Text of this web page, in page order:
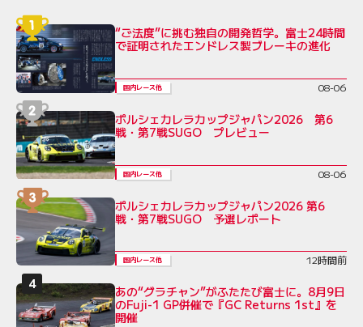
“ご法度”に挑む独自の開発哲学。富士24時間
で証明されたエンドレス製ブレーキの進化
国内レース他 08-06
ポルシェカレラカップジャパン2026 第6
戦・第7戦SUGO プレビュー
国内レース他 08-06
ポルシェカレラカップジャパン2026 第6
戦・第7戦SUGO 予選レポート
国内レース他 12時間前
あの“グラチャン”がふたたび富士に。8月9日
のFuji-1 GP併催で『GC Returns 1st』を
開催